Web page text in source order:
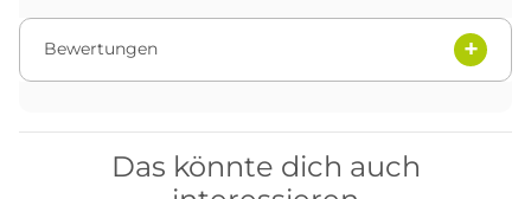
Bewertungen
Das könnte dich auch